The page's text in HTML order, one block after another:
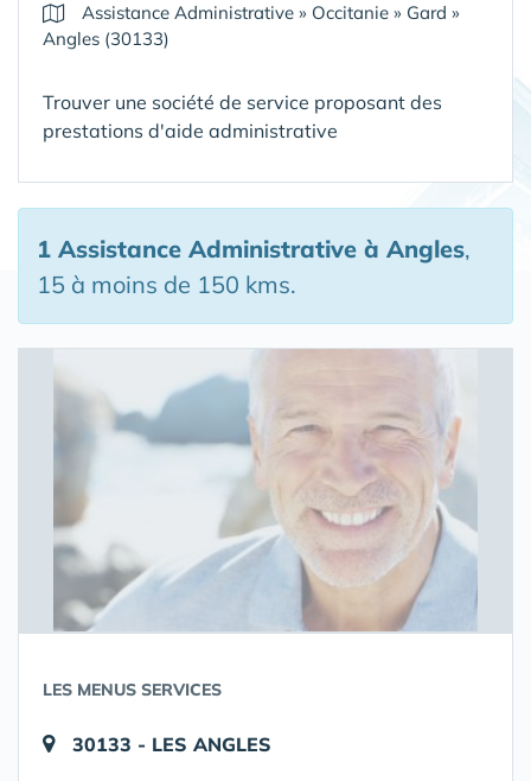
Assistance Administrative » Occitanie » Gard »
Angles (30133)
Trouver une société de service proposant des
prestations d'aide administrative
1 Assistance Administrative à Angles,
15 à moins de 150 kms.
LES MENUS SERVICES
30133 - LES ANGLES